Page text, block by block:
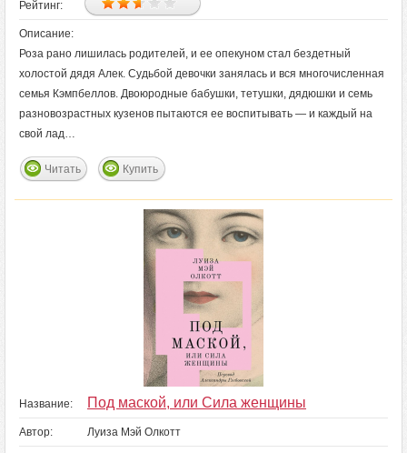
Рейтинг:
Описание:
Роза рано лишилась родителей, и ее опекуном стал бездетный
холостой дядя Алек. Судьбой девочки занялась и вся многочисленная
семья Кэмпбеллов. Двоюродные бабушки, тетушки, дядюшки и семь
разновозрастных кузенов пытаются ее воспитывать — и каждый на
свой лад…
Читать Купить
Название: Под маской, или Сила женщины
Автор: Луиза Мэй Олкотт